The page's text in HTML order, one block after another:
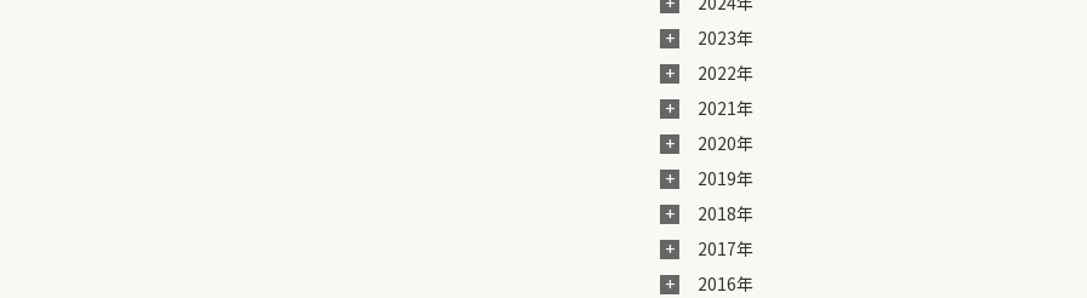
2023年
2022年
2021年
2020年
2019年
2018年
2017年
2016年